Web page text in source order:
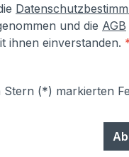
und die AGB
ihnen einverstanden.
Stern (*) markierten